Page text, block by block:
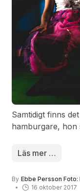
Samtidigt finns
hamburgare, hon
sagan
Läs mer …
By Ebbe Persson Foto:
16 oktober 2017